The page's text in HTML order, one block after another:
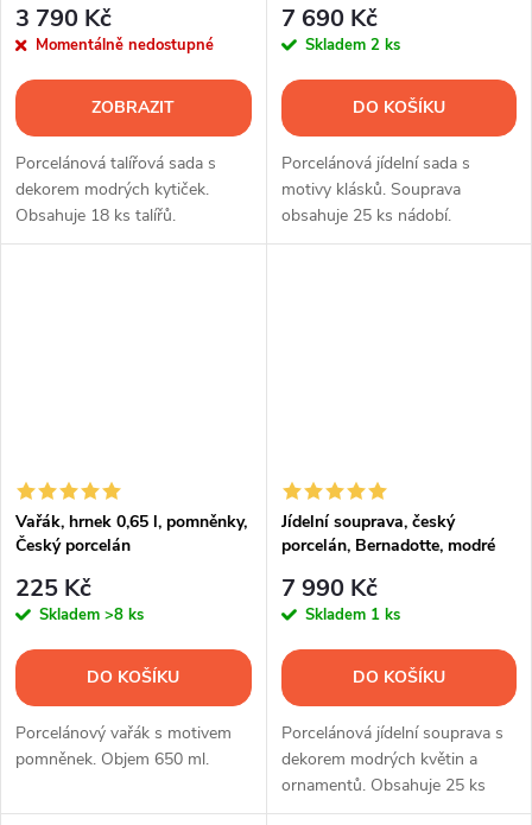
3 790 Kč
Momentálně nedostupné
ZOBRAZIT
Porcelánová talířová sada s
dekorem modrých kytiček.
Obsahuje 18 ks talířů.
7 690 Kč
Skladem 2 ks
DO KOŠÍKU
Porcelánová jídelní sada s
motivy klásků. Souprava
obsahuje 25 ks nádobí.
Vařák, hrnek 0,65 l, pomněnky,
Český porcelán
225 Kč
Skladem >8 ks
DO KOŠÍKU
Porcelánový vařák s motivem
pomněnek. Objem 650 ml.
Jídelní souprava, český
porcelán, Bernadotte, modré
7 990 Kč
Skladem 1 ks
DO KOŠÍKU
Porcelánová jídelní souprava s
dekorem modrých květin a
ornamentů. Obsahuje 25 ks
nádobí.